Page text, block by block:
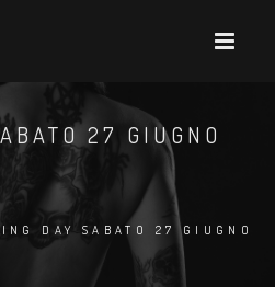
27 GIUGNO
DAY SABATO 27 GIUGNO